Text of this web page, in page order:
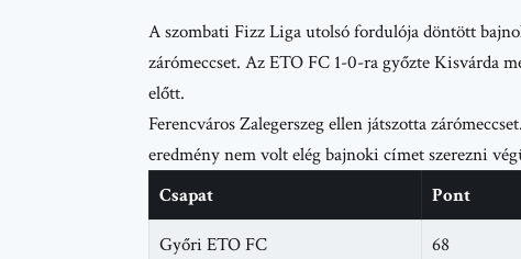
A szombati Fizz Liga utolsó fordulója döntött
zárómeccset. Az ETO FC 1-0-ra győzte Kisvárda
előtt.
Ferencváros Zalegerszeg ellen játszotta
eredmény nem volt elég bajnoki címet szerezni
Csapat
Pont
Győri ETO FC 68